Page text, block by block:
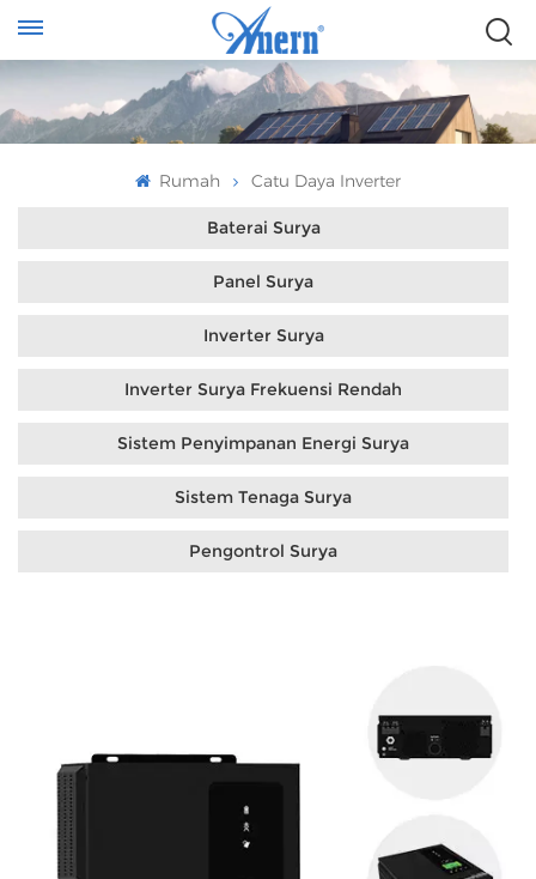
Rumah Catu Daya Inverter
Baterai Surya
Panel Surya
Inverter Surya
Inverter Surya Frekuensi Rendah
Sistem Penyimpanan Energi Surya
Sistem Tenaga Surya
Pengontrol Surya